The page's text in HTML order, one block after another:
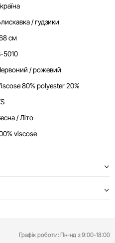
/ гудзики
см
5010
/ рожевий
80% polyester 20%
/ Літо
viscose
Графік роботи: Пн-нд з 9:00-18:00